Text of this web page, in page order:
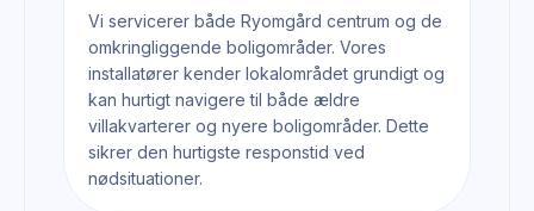
Vi servicerer både Ryomgård centrum og de
omkringliggende boligområder. Vores
installatører kender lokalområdet grundigt og
kan hurtigt navigere til både ældre
villakvarterer og nyere boligområder. Dette
sikrer den hurtigste responstid ved
nødsituationer.